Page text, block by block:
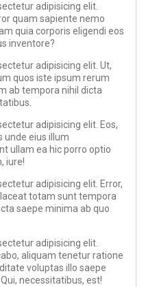
adipisicing elit.
quam sapiente nemo
quia corporis eligendi eos
inventore?
adipisicing elit. Ut,
quos iste ipsum rerum
ab tempora nihil dicta
adipisicing elit. Eos,
unde eius illum
ullam ea hic porro optio
iure!
adipisicing elit. Error,
totam sunt tempora
saepe minima ab quo
adipisicing elit.
aliquam tenetur ratione
voluptas illo saepe
necessitatibus, est!